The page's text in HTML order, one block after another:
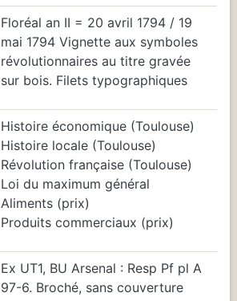
Floréal an II = 20 avril 1794 / 19
mai 1794 Vignette aux symboles
révolutionnaires au titre gravée
sur bois. Filets typographiques
Histoire économique (Toulouse)
Histoire locale (Toulouse)
Révolution française (Toulouse)
Loi du maximum général
Aliments (prix)
Produits commerciaux (prix)
Ex UT1, BU Arsenal : Resp Pf pl A
97-6. Broché, sans couverture